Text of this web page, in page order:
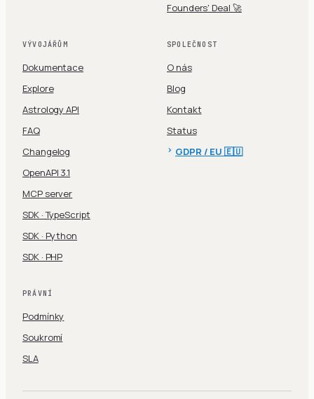
Founders' Deal 🚀
VÝVOJÁŘŮM
Dokumentace
Explore
Astrology API
FAQ
Changelog
OpenAPI 3.1
MCP server
SDK · TypeScript
SDK · Python
SDK · PHP
SPOLEČNOST
O nás
Blog
Kontakt
Status
GDPR / EU 🇪🇺
PRÁVNÍ
Podmínky
Soukromí
SLA